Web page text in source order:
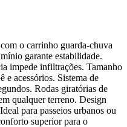
o carrinho guarda‑chuva
garante estabilidade.
impede infiltrações. Tamanho
e acessórios. Sistema de
Rodas giratórias de
qualquer terreno. Design
para passeios urbanos ou
superior para o